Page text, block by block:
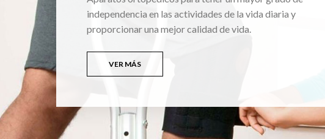
independencia en las actividades de la vida diaria y
proporcionar una mejor calidad de vida.
VER MÁS